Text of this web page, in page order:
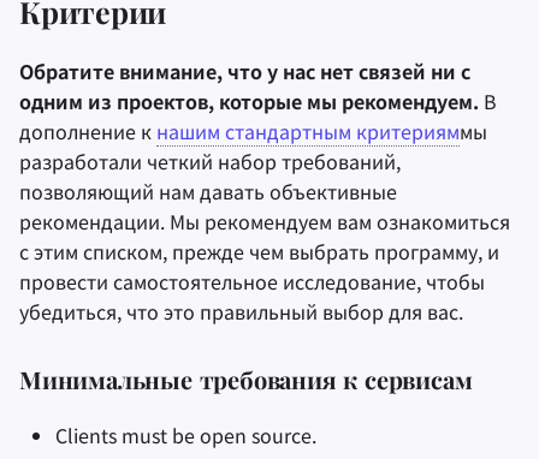
Критерии
Обратите внимание, что у нас нет связей ни с
одним из проектов, которые мы рекомендуем. В
дополнение к нашим стандартным критерияммы
разработали четкий набор требований,
позволяющий нам давать объективные
рекомендации. Мы рекомендуем вам ознакомиться
с этим списком, прежде чем выбрать программу, и
провести самостоятельное исследование, чтобы
убедиться, что это правильный выбор для вас.
Минимальные требования к сервисам
Clients must be open source.